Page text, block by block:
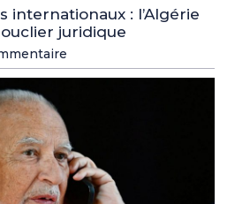
internationaux : l’Algérie
juridique